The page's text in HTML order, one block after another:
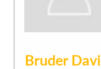
Bruder